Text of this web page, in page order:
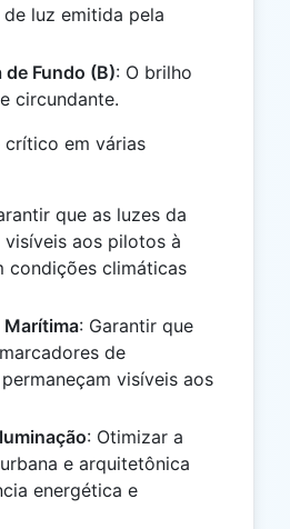
luz emitida pela
de Fundo (B): O brilho
circundante.
em várias
que as luzes da
visíveis aos pilotos à
condições climáticas
Marítima: Garantir que
de
visíveis aos
: Otimizar a
e arquitetônica
energética e